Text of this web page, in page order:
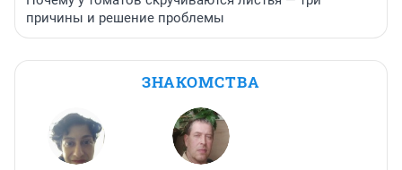
причины и решение проблемы
ЗНАКОМСТВА